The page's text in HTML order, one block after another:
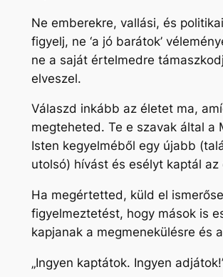
Ne emberekre, vallási, és
figyelj, ne ‘a jó barátok’
ne a saját értelmedre
elveszel.
Válaszd inkább az életet ma,
megteheted. Te e szavak által a
Isten kegyelméből egy újabb
utolsó) hívást és esélyt kaptál az
Ha megértetted, küld el
figyelmeztetést, hogy mások is
kapjanak a megmenekülésre és
„Ingyen kaptátok. Ingyen